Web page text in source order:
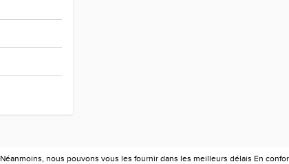
nous pouvons vous les fournir dans les meilleurs délais En